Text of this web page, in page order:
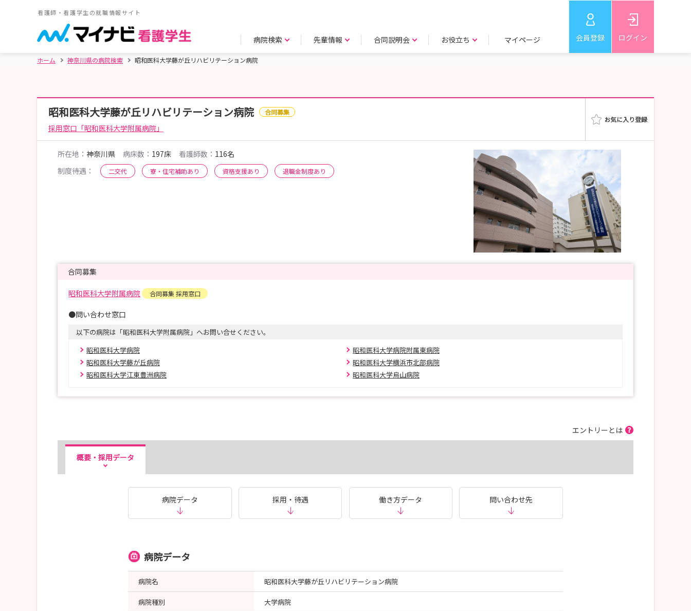
看護師・看護学生の就職情報サイト
病院検索 先輩情報 合同説明会 お役立ち マイページ 会員登録 ログイン
ホーム 神奈川県の病院検索 昭和医科大学藤が丘リハビリテーション病院
昭和医科大学藤が丘リハビリテーション病院 合同募集
採用窓口「昭和医科大学附属病院」
所在地： 神奈川県 病床数： 197床 看護師数： 116名
制度待遇：
二交代 寮・住宅補助あり 資格支援あり 退職金制度あり
合同募集
昭和医科大学附属病院 合同募集 採用窓口
●問い合わせ窓口
以下の病院は「昭和医科大学附属病院」へお問い合せください。
昭和医科大学病院
昭和医科大学病院附属東病院
昭和医科大学藤が丘病院
昭和医科大学横浜市北部病院
昭和医科大学江東豊洲病院
昭和医科大学烏山病院
エントリーとは
概要・採用データ
病院データ 採用・待遇 働き方データ 問い合わせ先
病院データ
病院名 昭和医科大学藤が丘リハビリテーション病院
病院種別 大学病院